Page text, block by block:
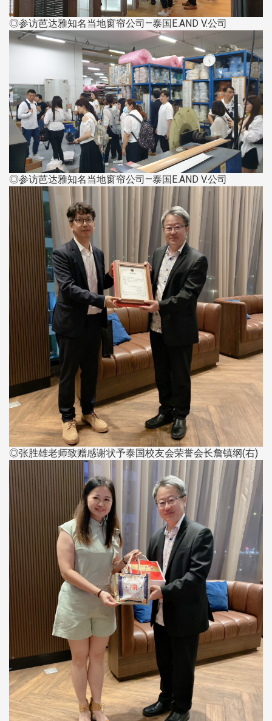
◎参访芭达雅知名当地窗帘公司—泰国E.AND V.公司
◎参访芭达雅知名当地窗帘公司—泰国E.AND V.公司
◎张胜雄老师致赠感谢状予泰国校友会荣誉会长詹镇纲(右)